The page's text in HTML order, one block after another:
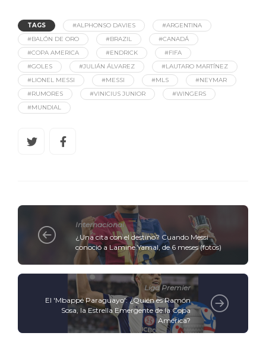
TAGS #ALPHONSO DAVIES
#ARGENTINA
#BALÓN DE ORO
#BRAZIL
#CANADÁ
#COPA AMERICA
#ENDRICK
#FIFA
#GOLES
#JULIÁN ÁLVAREZ
#LAUTARO MARTÍNEZ
#LIONEL MESSI
#MESSI #MLS
#NEYMAR
#RUMORES
#VINICIUS JUNIOR
#WINGERS
#MUNDIAL
Internacional
¿Una cita con el destino? Cuando Messi
conoció a Lamine Yamal, de 6 meses (fotos)
Liga Premier
El 'Mbappé Paraguayo': ¿Quién es Ramón
Sosa, la Estrella Emergente de la Copa
América?